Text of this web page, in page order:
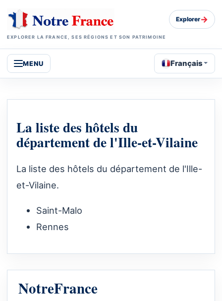
EXPLORER LA FRANCE, SES RÉGIONS ET SON PATRIMOINE
Explorer→
MENU Français
La liste des hôtels du
département de l'Ille-et-Vilaine
La liste des hôtels du département de l'Ille-
et-Vilaine.
Saint-Malo
Rennes
NotreFrance